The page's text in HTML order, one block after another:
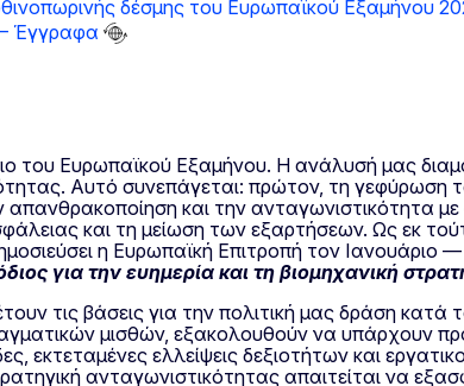
δέσμης του Ευρωπαϊκού Εξαμήνου
Έγγραφα
του Ευρωπαϊκού Εξαμήνου. Η ανάλυσή μας
Αυτό συνεπάγεται: πρώτον, τη γεφύρωση
απανθρακοποίηση και την ανταγωνιστικότητα
και τη μείωση των εξαρτήσεων. Ως εκ
η Ευρωπαϊκή Επιτροπή τον Ιανουάριο
για την ευημερία και τη βιομηχανική
τις βάσεις για την πολιτική μας δράση
μισθών, εξακολουθούν να υπάρχουν
εκτεταμένες ελλείψεις δεξιοτήτων και
ανταγωνιστικότητας απαιτείται να